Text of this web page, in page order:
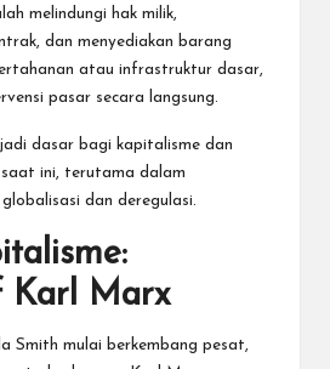
melindungi hak milik,
dan menyediakan barang
atau infrastruktur dasar,
pasar secara langsung.
dasar bagi kapitalisme dan
ini, terutama dalam
dan deregulasi.
Karl Marx
Smith mulai berkembang pesat,